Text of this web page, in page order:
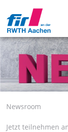
Newsroom
Jetzt teilnehmen